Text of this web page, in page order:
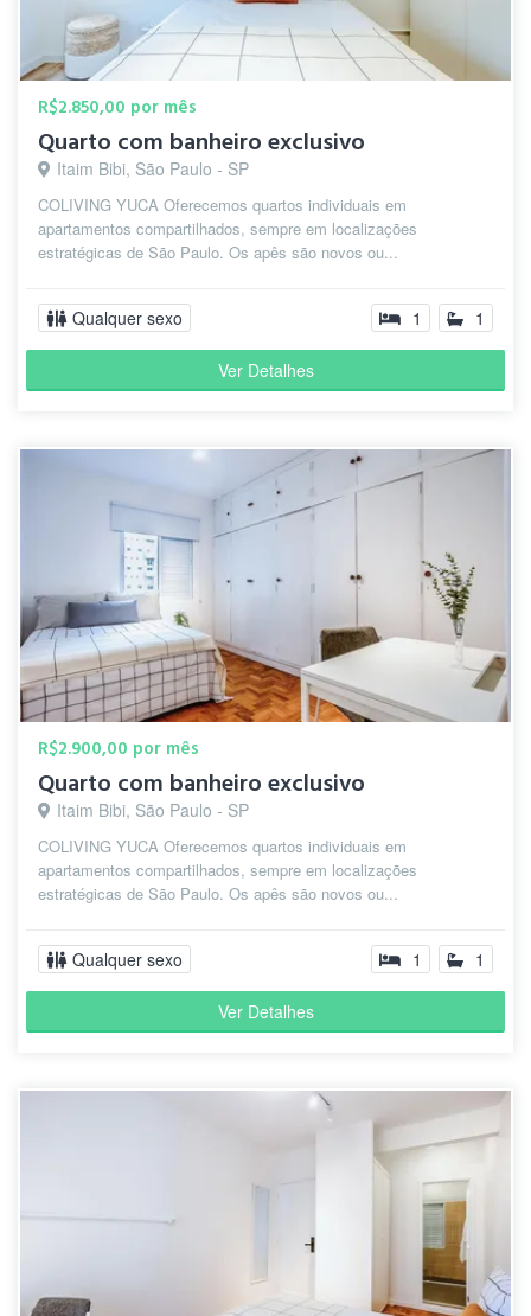
restaurantes, supermercados,
academias, ponto de ônibus, próximo do
Ibirapuera, é um ótimo bairro para se
morar. "
há 2
anos
" Bairro seguro, restaurantes e
supermercados próximo, fármacia
24h e hospitais. "
Augusto
" Bairro excelente, com farmácias,
R$2.850,00 por mês
Quarto com banheiro exclusivo
Itaim Bibi, São Paulo - SP
COLIVING YUCA Oferecemos quartos individuais em
apartamentos compartilhados, sempre em localizações
estratégicas de São Paulo. Os apês são novos ou...
Qualquer sexo 1 1
Ver Detalhes
R$2.900,00 por mês
Quarto com banheiro exclusivo
Itaim Bibi, São Paulo - SP
COLIVING YUCA Oferecemos quartos individuais em
apartamentos compartilhados, sempre em localizações
estratégicas de São Paulo. Os apês são novos ou...
Qualquer sexo 1 1
Ver Detalhes